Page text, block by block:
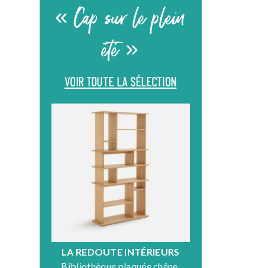
« Cap sur le plein
été »
VOIR TOUTE LA SÉLECTION
LA REDOUTE INTÉRIEURS